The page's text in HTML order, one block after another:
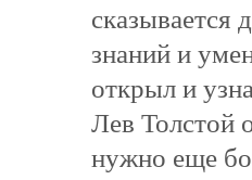
сказывается
знаний и
открыл и
Лев Толстой
нужно еще